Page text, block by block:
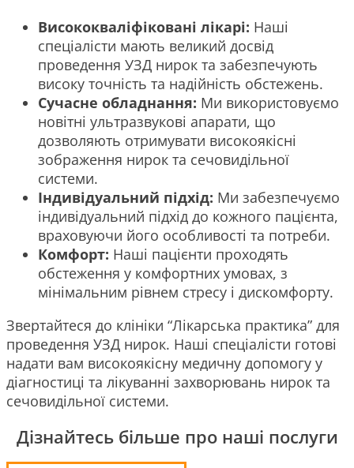
Висококваліфіковані лікарі: Наші
спеціалісти мають великий досвід
проведення УЗД нирок та забезпечують
високу точність та надійність обстежень.
Сучасне обладнання: Ми використовуємо
новітні ультразвукові апарати, що
дозволяють отримувати високоякісні
зображення нирок та сечовидільної
системи.
Індивідуальний підхід: Ми забезпечуємо
індивідуальний підхід до кожного пацієнта,
враховуючи його особливості та потреби.
Комфорт: Наші пацієнти проходять
обстеження у комфортних умовах, з
мінімальним рівнем стресу і дискомфорту.
Звертайтеся до клініки “Лікарська практика” для
проведення УЗД нирок. Наші спеціалісти готові
надати вам високоякісну медичну допомогу у
діагностиці та лікуванні захворювань нирок та
сечовидільної системи.
Дізнайтесь більше про наші послуги